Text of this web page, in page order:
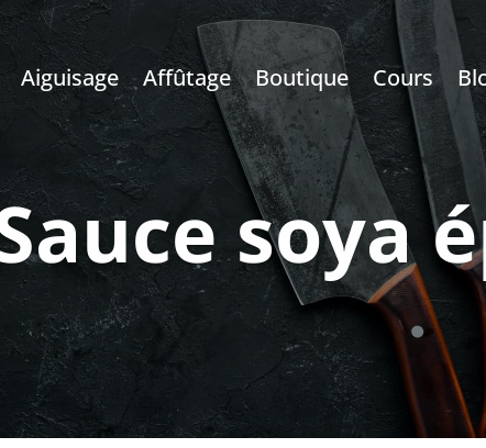
Aiguisage Affûtage Boutique Cours
soya